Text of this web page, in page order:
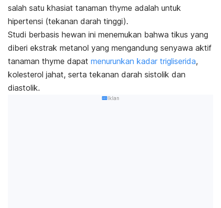
salah satu khasiat tanaman thyme adalah untuk
hipertensi (tekanan darah tinggi).
Studi berbasis hewan ini menemukan bahwa tikus yang
diberi ekstrak metanol yang mengandung senyawa aktif
tanaman thyme dapat menurunkan kadar trigliserida,
kolesterol jahat, serta tekanan darah sistolik dan
diastolik.
Iklan